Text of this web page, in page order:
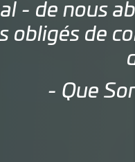
- de nous
obligés de
- Que